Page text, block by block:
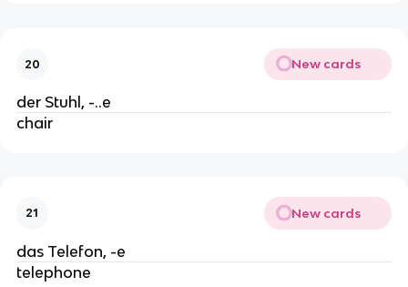
20 New cards
der Stuhl, -..e
chair
21 New cards
das Telefon, -e
telephone